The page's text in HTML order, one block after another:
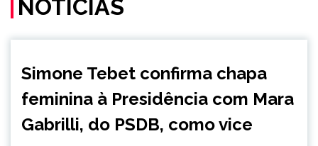
NOTÍCIAS
Simone Tebet confirma chapa
feminina à Presidência com Mara
Gabrilli, do PSDB, como vice